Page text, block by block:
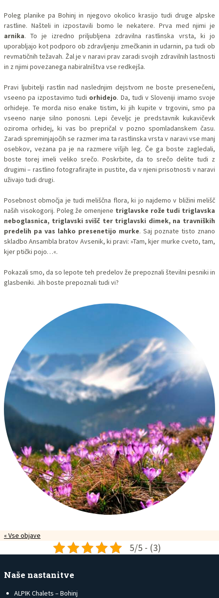
Poleg planike pa Bohinj in njegovo okolico krasijo tudi druge alpske
rastline. Našteli in izpostavili bomo le nekatere. Prva med njimi je
arnika. To je izredno priljubljena zdravilna rastlinska vrsta, ki jo
uporabljajo kot podporo ob zdravljenju zmečkanin in udarnin, pa tudi ob
revmatičnih težavah. Žal je v naravi prav zaradi svojih zdravilnih lastnosti
in z njimi povezanega nabiralništva vse redkejša.
Pravi ljubitelji rastlin nad naslednjim dejstvom ne boste presenečeni,
vseeno pa izpostavimo tudi orhidejo. Da, tudi v Sloveniji imamo svoje
orhideje. Te morda niso enake tistim, ki jih kupite v trgovini, smo pa
vseeno nanje silno ponosni. Lepi čeveljc je predstavnik kukavičevk
oziroma orhidej, ki vas bo prepričal v pozno spomladanskem času.
Zaradi spreminjajočih se razmer ima ta rastlinska vrsta v naravi vse manj
osebkov, vezana pa je na razmere višjih leg. Če ga boste zagledali,
boste torej imeli veliko srečo. Poskrbite, da to srečo delite tudi z
drugimi – rastlino fotografirajte in pustite, da v njeni prisotnosti v naravi
uživajo tudi drugi.
Posebnost območja je tudi meliščna flora, ki jo najdemo v bližini melišč
naših visokogorij. Poleg že omenjene triglavske rože tudi triglavska
neboglasnica, triglavski svišč ter triglavski dimek, na travniških
predelih pa vas lahko presenetijo murke. Saj poznate tisto znano
skladbo Ansambla bratov Avsenik, ki pravi: »Tam, kjer murke cveto, tam,
kjer ptički pojo…«.
Pokazali smo, da so lepote teh predelov že prepoznali številni pesniki in
glasbeniki. Jih boste prepoznali tudi vi?
« Vse objave
5/5 - (3)
Naše nastanitve
ALPIK Chalets – Bohinj